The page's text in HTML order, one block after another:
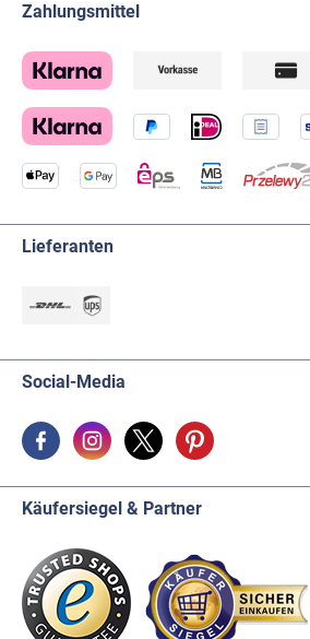
Zahlungsmittel
Lieferanten
Social-Media
Käufersiegel & Partner